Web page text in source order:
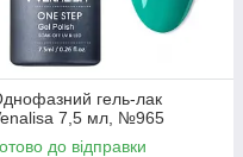
гель-лак
7,5 мл, №965
до відправки